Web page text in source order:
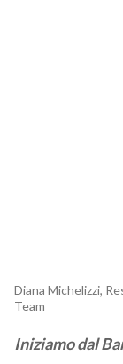
Diana Michelizzi,
Team
Iniziamo dal